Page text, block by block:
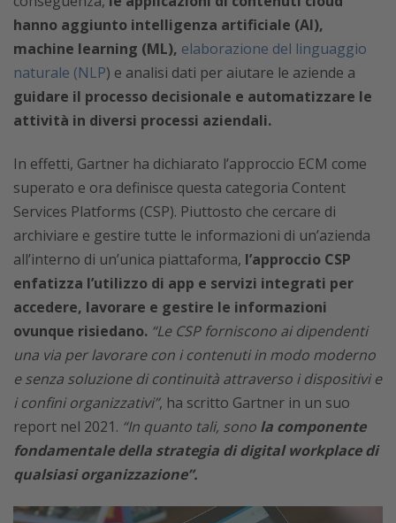
hanno aggiunto intelligenza artificiale (AI),
machine learning (ML), elaborazione del linguaggio
naturale (NLP) e analisi dati per aiutare le aziende a
guidare il processo decisionale e automatizzare le
attività in diversi processi aziendali.
In effetti, Gartner ha dichiarato l’approccio ECM come
superato e ora definisce questa categoria Content
Services Platforms (CSP). Piuttosto che cercare di
archiviare e gestire tutte le informazioni di un’azienda
all’interno di un’unica piattaforma, l’approccio CSP
enfatizza l’utilizzo di app e servizi integrati per
accedere, lavorare e gestire le informazioni
ovunque risiedano. “Le CSP forniscono ai dipendenti
una via per lavorare con i contenuti in modo moderno
e senza soluzione di continuità attraverso i dispositivi e
i confini organizzativi”, ha scritto Gartner in un suo
report nel 2021. “In quanto tali, sono la componente
fondamentale della strategia di digital workplace di
qualsiasi organizzazione”.